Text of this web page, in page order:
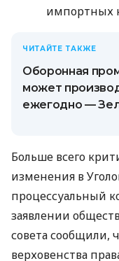
импортных
ЧИТАЙТЕ ТАКЖЕ
Оборонная
может
ежегодно —
Больше всего
изменения в
процессуальный
заявлении
совета сообщили,
верховенства